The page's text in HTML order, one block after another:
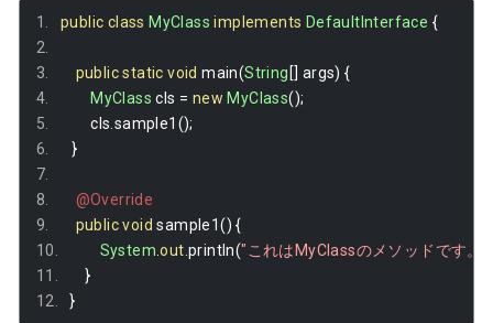
public class MyClass implements DefaultInterface {
public static void main(String [] args) {
MyClass cls = new MyClass();
        cls
sample1 ();
}
@Override
public void sample1() {
System .out .println("これはMyClassのメソッドです。"
}
}